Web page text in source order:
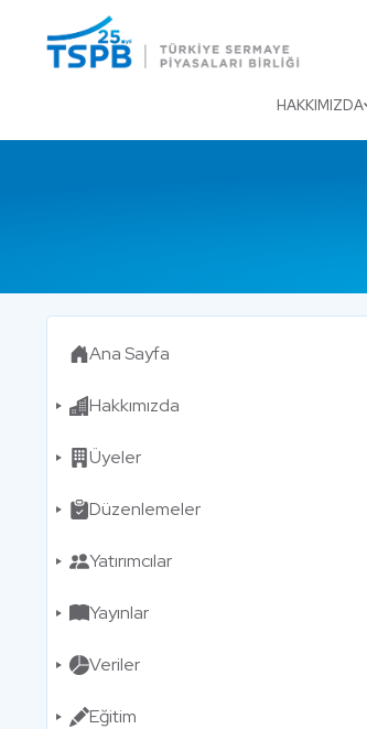
HAKKIMIZDA
Ana Sayfa
Hakkımızda
Üyeler
Düzenlemeler
Yatırımcılar
Yayınlar
Veriler
Eğitim